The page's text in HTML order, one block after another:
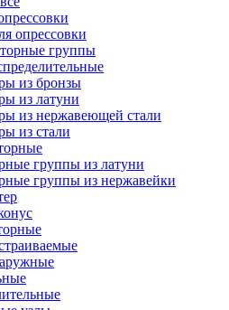
опрессовки
группы
из бронзы
из латуни
из нержавеющей стали
из стали
группы из латуни
группы из нержавейки